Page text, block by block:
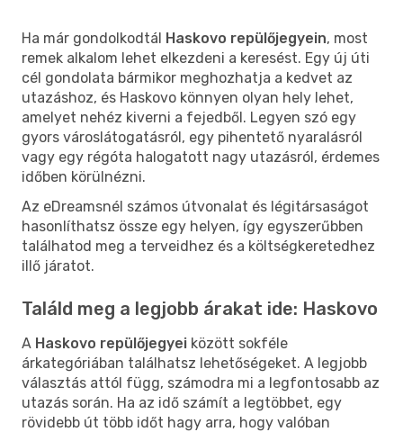
Ha már gondolkodtál Haskovo repülőjegyein, most
remek alkalom lehet elkezdeni a keresést. Egy új úti
cél gondolata bármikor meghozhatja a kedvet az
utazáshoz, és Haskovo könnyen olyan hely lehet,
amelyet nehéz kiverni a fejedből. Legyen szó egy
gyors városlátogatásról, egy pihentető nyaralásról
vagy egy régóta halogatott nagy utazásról, érdemes
időben körülnézni.
Az eDreamsnél számos útvonalat és légitársaságot
hasonlíthatsz össze egy helyen, így egyszerűbben
találhatod meg a terveidhez és a költségkeretedhez
illő járatot.
Találd meg a legjobb árakat ide: Haskovo
A Haskovo repülőjegyei között sokféle
árkategóriában találhatsz lehetőségeket. A legjobb
választás attól függ, számodra mi a legfontosabb az
utazás során. Ha az idő számít a legtöbbet, egy
rövidebb út több időt hagy arra, hogy valóban